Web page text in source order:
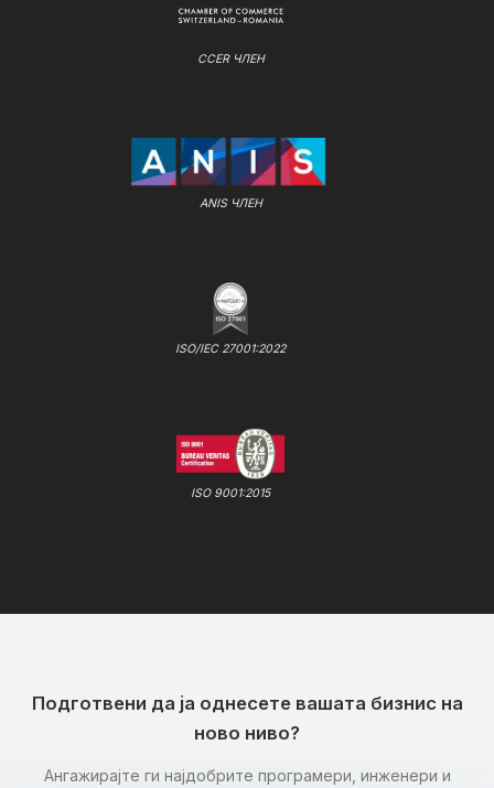
CCER ЧЛЕН
ANIS ЧЛЕН
ISO/IEC 27001:2022
ISO 9001:2015
Подготвени да ја однесете вашата бизнис на
ново ниво?
Ангажирајте ги најдобрите програмери, инженери и